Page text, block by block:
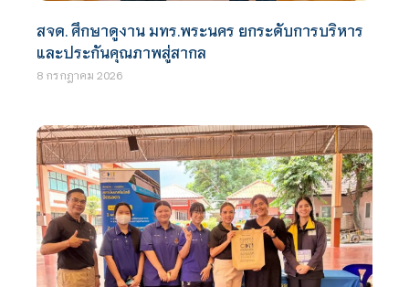
สจด. ศึกษาดูงาน มทร.พระนคร ยกระดับการบริหาร
และประกันคุณภาพสู่สากล
8 กรกฎาคม 2026